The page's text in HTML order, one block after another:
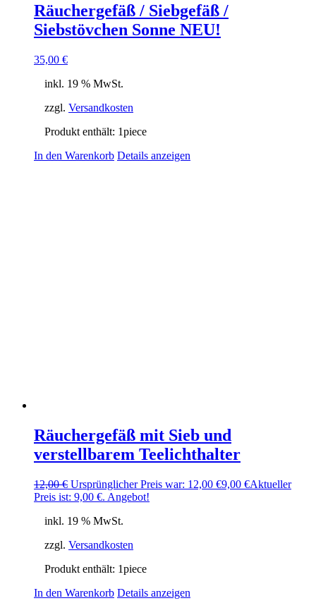
Räuchergefäß / Siebgefäß /
Siebstövchen Sonne NEU!
35,00 €
inkl. 19 % MwSt.
zzgl. Versandkosten
Produkt enthält: 1piece
In den Warenkorb Details anzeigen
Räuchergefäß mit Sieb und
verstellbarem Teelichthalter
12,00€ Ursprünglicher Preis war: 12,00 €9,00 €Aktueller
Preis ist: 9,00 €. Angebot!
inkl. 19 % MwSt.
zzgl. Versandkosten
Produkt enthält: 1piece
In den Warenkorb Details anzeigen